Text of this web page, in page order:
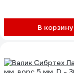
В корзину